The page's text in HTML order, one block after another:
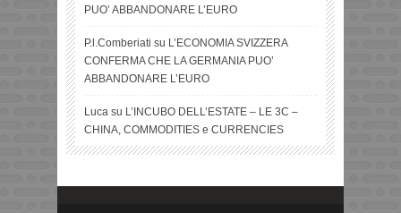
PUO’ ABBANDONARE L’EURO
P.l.Comberiati su L’ECONOMIA SVIZZERA
CONFERMA CHE LA GERMANIA PUO’
ABBANDONARE L’EURO
Luca su L’INCUBO DELL’ESTATE – LE 3C –
CHINA, COMMODITIES e CURRENCIES